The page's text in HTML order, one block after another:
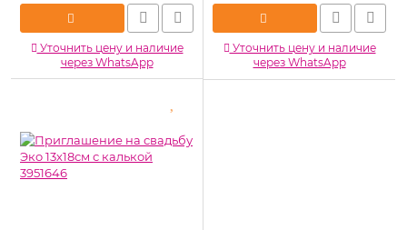
Уточнить цену и наличие
через WhatsApp
Уточнить цену и наличие
через WhatsApp